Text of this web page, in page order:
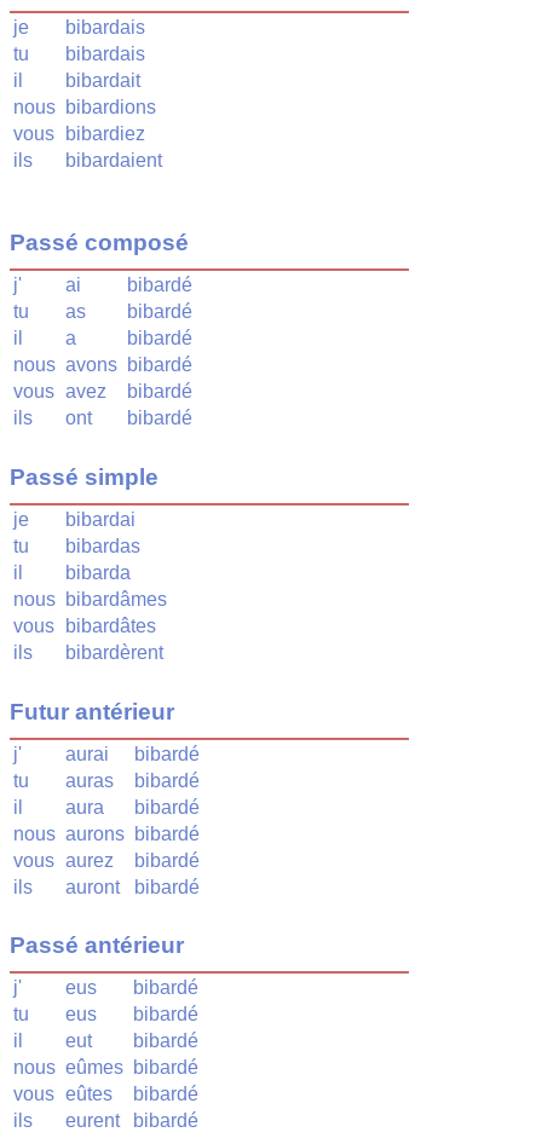
je
bibardais
tu
bibardais
il
bibardait
nous bibardions
vous
bibardiez
ils
bibardaient
Passé composé
j' ai
bibardé
tu
as
bibardé
il
a
bibardé
nous avons bibardé
vous avez
bibardé
ils
ont bibardé
Passé simple
je
bibardai
tu
bibardas
il
bibarda
nous bibardâmes
vous
bibardâtes
ils
bibardèrent
Futur antérieur
j' aurai
bibardé
tu
auras
bibardé
il
aura
bibardé
nous aurons bibardé
vous aurez
bibardé
ils
auront bibardé
Passé antérieur
j' eus
bibardé
tu
eus
bibardé
il
eut
bibardé
nous eûmes bibardé
vous eûtes
bibardé
ils
eurent bibardé